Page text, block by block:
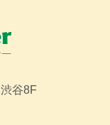
渋谷8F